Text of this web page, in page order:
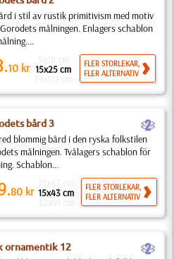
i stil av rustik primitivism med motiv
målningen. Enlagers schablon
10 kr 15x25 cm
FLER STORLEKAR,
FLER ALTERNATIV
bård 3 b
blommig bård i den ryska folkstilen
målningen. Tvålagers schablon för
Schablon...
80 kr 15x43 cm
FLER STORLEKAR,
FLER ALTERNATIV
ornamentik 12 b